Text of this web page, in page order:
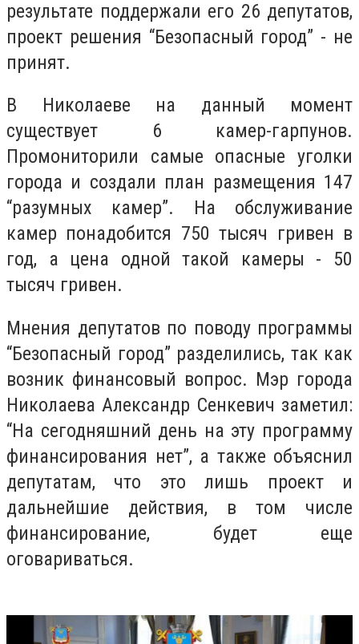
результате поддержали его 26 депутатов,
проект решения “Безопасный город” - не
принят.
В Николаеве на данный момент
существует 6 камер-гарпунов.
Промониторили самые опасные уголки
города и создали план размещения 147
“разумных камер”. На обслуживание
камер понадобится 750 тысяч гривен в
год, а цена одной такой камеры - 50
тысяч гривен.
Мнения депутатов по поводу программы
“Безопасный город” разделились, так как
возник финансовый вопрос. Мэр города
Николаева Александр Сенкевич заметил:
“На сегодняшний день на эту программу
финансирования нет”, а также объяснил
депутатам, что это лишь проект и
дальнейшие действия, в том числе
финансирование, будет еще
оговариваться.